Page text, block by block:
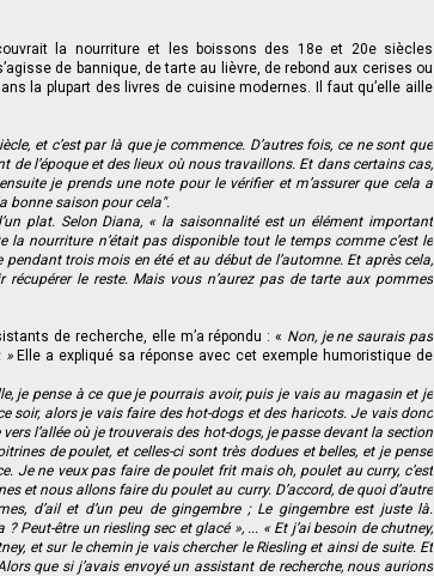
la nourriture et les boissons des 18e et 20e siècles
de bannique, de tarte au lièvre, de rebond aux cerises ou
la plupart des livres de cuisine modernes. Il faut qu’elle aille
et c’est par là que je commence. D’autres fois, ce ne sont que
l’époque et des lieux où nous travaillons. Et dans certains cas,
je prends une note pour le vérifier et m’assurer que cela a
bonne saison pour cela".
plat. Selon Diana, « la saisonnalité est un élément important
la nourriture n’était pas disponible tout le temps comme c’est le
trois mois en été et au début de l’automne. Et après cela,
le reste. Mais vous n’aurez pas de tarte aux pommes
de recherche, elle m’a répondu : « Non, je ne saurais pas
»Elle a expliqué sa réponse avec cet exemple humoristique de
je pense à ce que je pourrais avoir, puis je vais au magasin et je
soir, alors je vais faire des hot-dogs et des haricots. Je vais donc
l’allée où je trouverais des hot-dogs, je passe devant la section
de poulet, et celles-ci sont très dodues et belles, et je pense
Je ne veux pas faire de poulet frit mais oh, poulet au curry, c’est
et nous allons faire du poulet au curry. D’accord, de quoi d’autre
d’ail et d’un peu de gingembre ; Le gingembre est juste là.
Peut-être un riesling sec et glacé », ... « Et j’ai besoin de chutney,
et sur le chemin je vais chercher le Riesling et ainsi de suite. Et
que si j’avais envoyé un assistant de recherche, nous aurions